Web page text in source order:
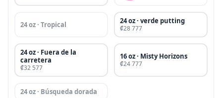
24 oz · Tropical 24 oz · verde putting
₡28 777
24 oz · Fuera de la
carretera
₡32 577
16 oz · Misty Horizons
₡24 777
24 oz · Búsqueda dorada